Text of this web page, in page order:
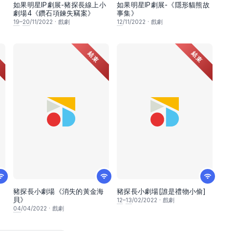
如果明星IP劇展-豬探長線上小
劇場4《鑽石項鍊失竊案》
19–20/11/2022 · 戲劇
如果明星IP劇展-《隱形貓熊故
事集》
12/11/2022 · 戲劇
結束
豬探長小劇場《消失的黃金海
貝》
04/04/2022 · 戲劇
結束
豬探長小劇場[誰是禮物小偷]
12–13/02/2022 · 戲劇